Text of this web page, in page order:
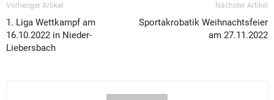
Vorheriger Artikel
1. Liga Wettkampf am
16.10.2022 in Nieder-
Liebersbach
Nächster Artikel
Sportakrobatik Weihnachtsfeier
am 27.11.2022